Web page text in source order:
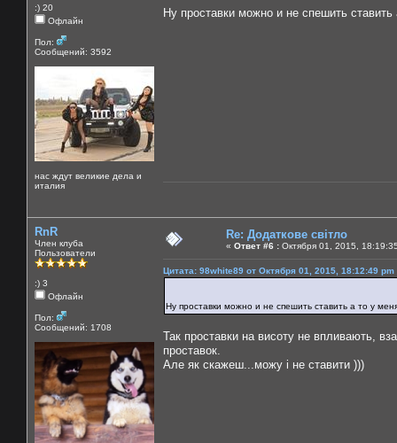
:) 20
Офлайн
Пол:
Сообщений: 3592
нас ждут великие дела и
италия
Ну проставки можно и не спешить
RnR
Член клуба
Пользователи
:) 3
Офлайн
Пол:
Сообщений: 1708
Re: Додаткове світло
« Ответ #6 : Октября 01, 2015,
Цитата: 98white89 от Октября 01, 2015, 18:12:49 pm
Ну проставки можно и не спешить ставить а то у
Так проставки на висоту не впливають,
проставок.
Але як скажеш...можу і не ставити )))